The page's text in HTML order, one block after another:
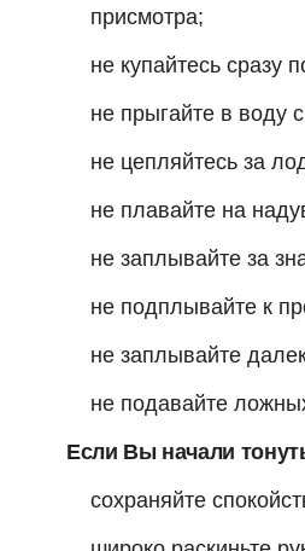
присмотра;
не купайтесь сразу
не прыгайте в воду
не цепляйтесь за
не плавайте на
не заплывайте за
не подплывайте к
не заплывайте
не подавайте
Если Вы начали
сохраняйте